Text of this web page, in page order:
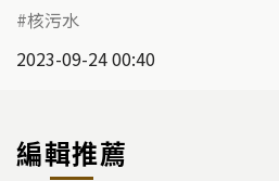
核污水
2023-09-24 00:40
編輯推薦